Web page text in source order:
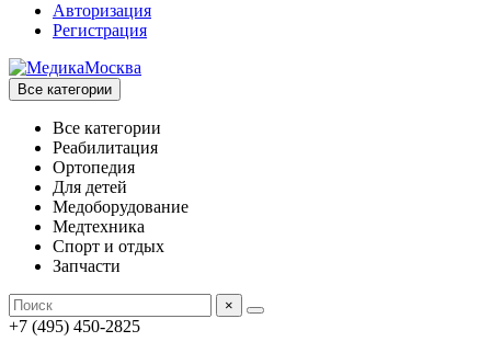
Авторизация
Регистрация
Все категории
Все категории
Реабилитация
Ортопедия
Для детей
Медоборудование
Mедтехника
Спорт и отдых
Запчасти
×
+7 (495) 450-2825